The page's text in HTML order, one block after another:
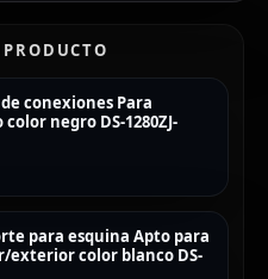
conexiones Para
negro DS-1280ZJ-
para esquina Apto para
exterior color blanco DS-